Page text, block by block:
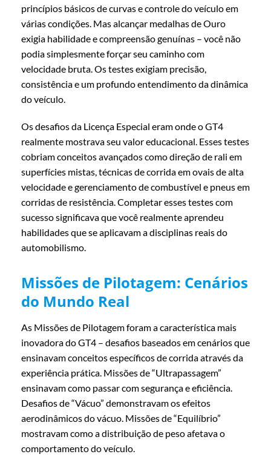
princípios básicos de curvas e controle do veículo em
várias condições. Mas alcançar medalhas de Ouro
exigia habilidade e compreensão genuínas – você não
podia simplesmente forçar seu caminho com
velocidade bruta. Os testes exigiam precisão,
consistência e um profundo entendimento da dinâmica
do veículo.
Os desafios da Licença Especial eram onde o GT4
realmente mostrava seu valor educacional. Esses testes
cobriam conceitos avançados como direção de rali em
superfícies mistas, técnicas de corrida em ovais de alta
velocidade e gerenciamento de combustível e pneus em
corridas de resistência. Completar esses testes com
sucesso significava que você realmente aprendeu
habilidades que se aplicavam a disciplinas reais do
automobilismo.
Missões de Pilotagem: Cenários
do Mundo Real
As Missões de Pilotagem foram a característica mais
inovadora do GT4 – desafios baseados em cenários que
ensinavam conceitos específicos de corrida através da
experiência prática. Missões de “Ultrapassagem”
ensinavam como passar com segurança e eficiência.
Desafios de “Vácuo” demonstravam os efeitos
aerodinâmicos do vácuo. Missões de “Equilíbrio”
mostravam como a distribuição de peso afetava o
comportamento do veículo.